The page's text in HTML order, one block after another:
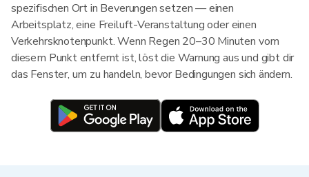
spezifischen Ort in Beverungen setzen — einen
Arbeitsplatz, eine Freiluft-Veranstaltung oder einen
Verkehrsknotenpunkt. Wenn Regen 20–30 Minuten vom
diesem Punkt entfernt ist, löst die Warnung aus und gibt dir
das Fenster, um zu handeln, bevor Bedingungen sich ändern.